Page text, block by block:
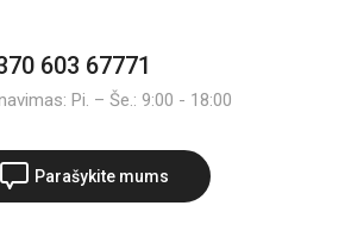
603 67771
Pi. – Še.: 9:00 - 18:00
Parašykite mums